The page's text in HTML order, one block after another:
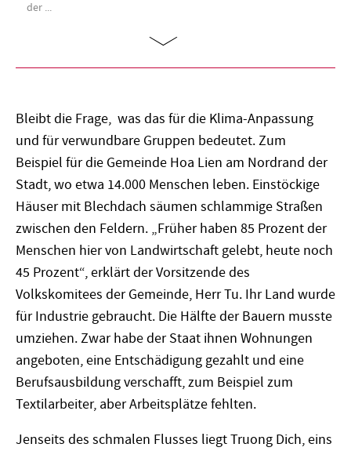
der ...
Bleibt die Frage, was das für die Klima-Anpassung
und für verwundbare Gruppen bedeutet. Zum
Beispiel für die Gemeinde Hoa Lien am Nordrand der
Stadt, wo etwa 14.000 Menschen leben. Einstöckige
Häuser mit Blechdach säumen schlammige Straßen
zwischen den Feldern. „Früher haben 85 Prozent der
Menschen hier von Landwirtschaft gelebt, heute noch
45 Prozent“, erklärt der Vorsitzende des
Volkskomitees der Gemeinde, Herr Tu. Ihr Land wurde
für Industrie gebraucht. Die Hälfte der Bauern musste
umziehen. Zwar habe der Staat ihnen Wohnungen
angeboten, eine Entschädigung gezahlt und eine
Berufsausbildung verschafft, zum Beispiel zum
Textilarbeiter, aber Arbeitsplätze fehlten.
Jenseits des schmalen Flusses liegt Truong Dich, eins